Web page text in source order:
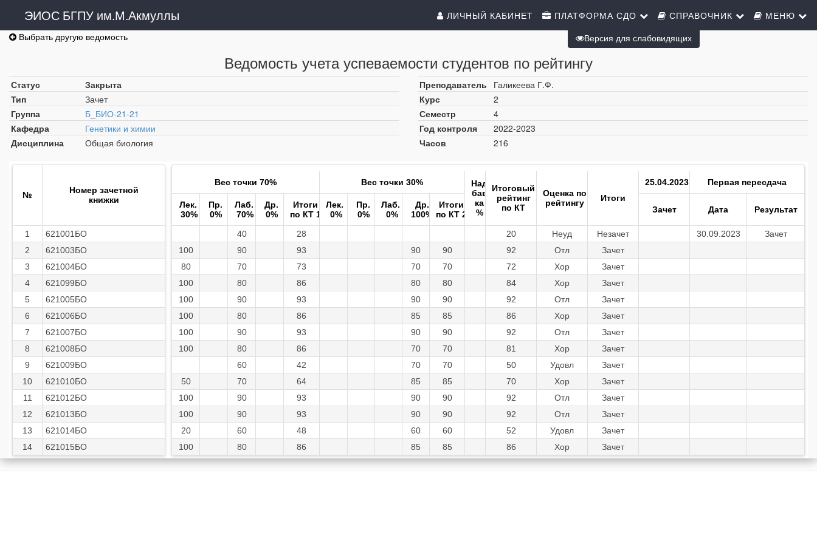
ЭИОС БГПУ им.М.Акмуллы ЛИЧНЫЙ КАБИНЕТ ПЛАТФОРМА СДО СПРАВОЧНИК
МЕНЮ
Выбрать другую ведомость
Ведомость учета успеваемости студентов по рейтингу
Статус
Закрыта
Тип
Зачет
Группа
Б_БИО-21-21
Кафедра
Генетики и химии
Дисциплина
Общая биология
Преподаватель
Галикеева Г.Ф.
Курс
2
Семестр
4
Год контроля
2022-2023
Часов
216
№
Номер зачетной
книжки
1
621001БО
2
621003БО
3
621004БО
4
621099БО
5
621005БО
6
621006БО
7
621007БО
8
621008БО
9
621009БО
10
621010БО
11
621012БО
12
621013БО
13
621014БО
14
621015БО
Вес точки 70% Вес точки 30%
Над
бав
ка
%
Итоговый
рейтинг
по КТ
Оценка по
рейтингу
Итоги
25.04.2023 Первая пересдача
Лек.
30%
Пр.
0%
Лаб.
70%
Др.
0%
Итоги
по КТ 1
Лек.
0%
Пр.
0%
Лаб.
0%
Др.
100%
Итоги
по КТ 2
Зачет Дата Результат
40 28 20 Неуд Незачет 30.09.2023
Зачет
100
90 93 90 90 92 Отл
Зачет
80
70 73 70 70 72 Хор
Зачет
100
80 86 80 80 84 Хор
Зачет
100
90 93 90 90 92 Отл
Зачет
100
80 86 85 85 86 Хор
Зачет
100
90 93 90 90 92 Отл
Зачет
100
80 86 70 70 81 Хор
Зачет
60
42 70 70 50 Удовл
Зачет
50
70 64 85 85 70 Хор
Зачет
100
90 93 90 90 92 Отл
Зачет
100
90 93 90 90 92 Отл
Зачет
20
60 48 60 60 52 Удовл
Зачет
100
80 86 85 85 86 Хор Зачет
Версия для слабовидящих